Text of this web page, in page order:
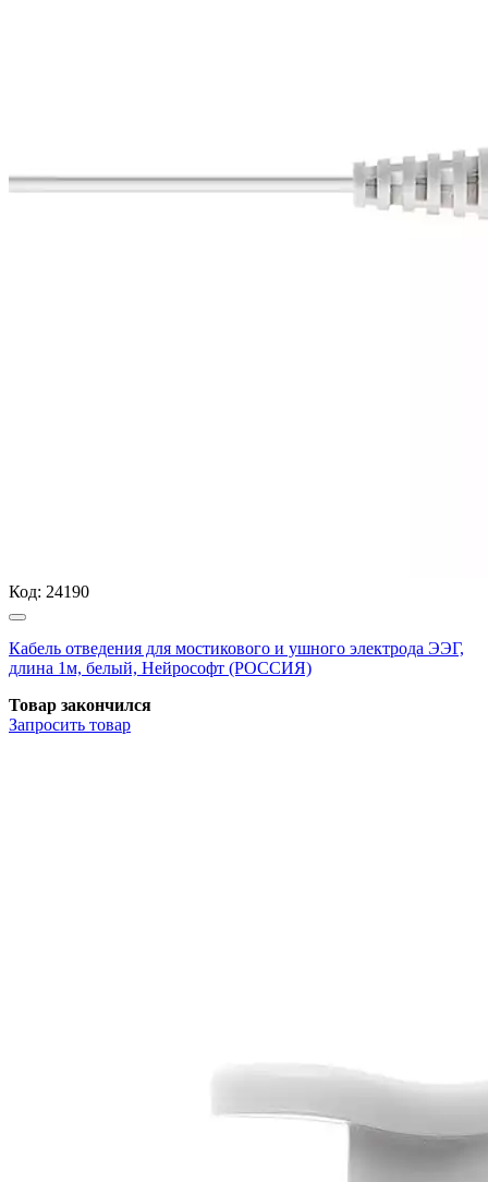
Код: 24190
Кабель отведения для мостикового и ушного электрода ЭЭГ,
длина 1м, белый, Нейрософт (РОССИЯ)
Товар закончился
Запросить товар